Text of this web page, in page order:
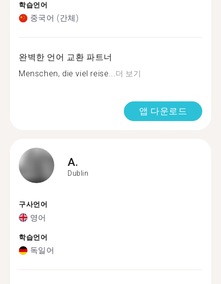
학습언어
중국어 (간체)
완벽한 언어 교환 파트너
Menschen, die viel reise...더 보기
앱 다운로드
A.
Dublin
구사언어
영어
학습언어
독일어